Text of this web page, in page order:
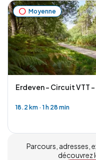
Moyenne
Erdeven - Circuit VTT
18.2 km · 1 h 28 min
Parcours, adresses,
découvrez